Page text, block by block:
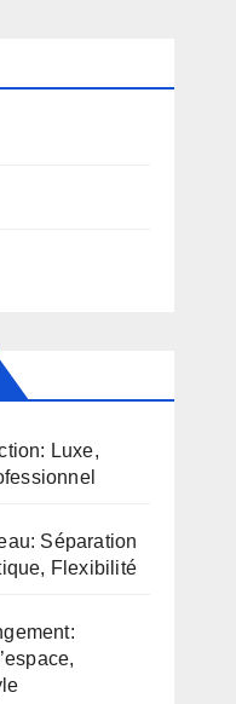
Luxe,
Séparation
Flexibilité